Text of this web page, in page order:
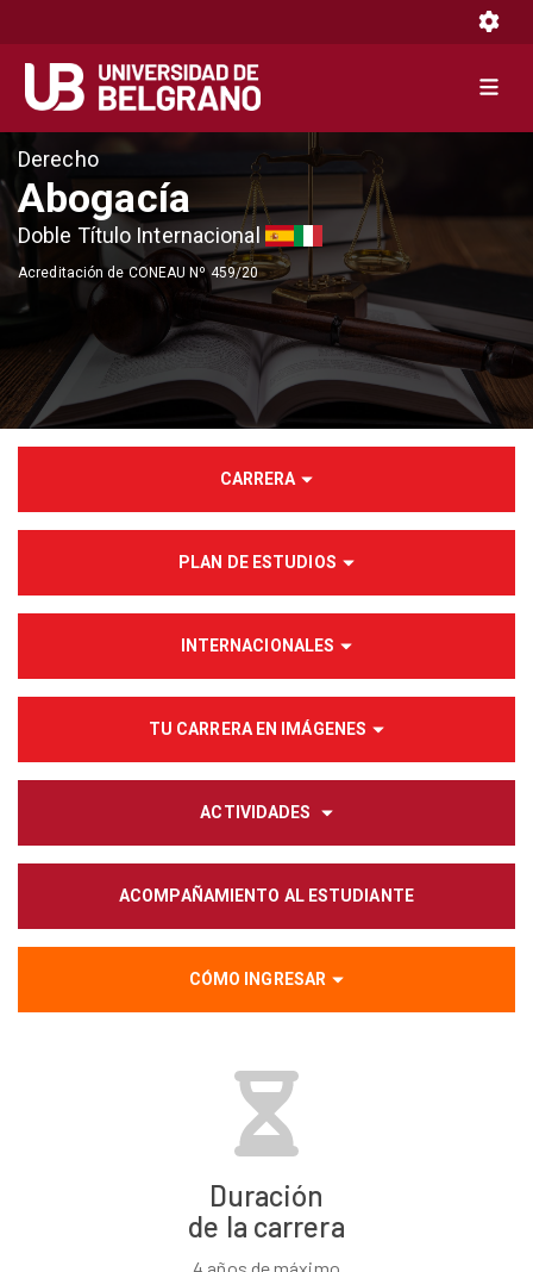
contenido
principal
Derecho
Abogacía
Doble Título Internacional
Acreditación de CONEAU Nº 459/20
CARRERA
PLAN DE ESTUDIOS
INTERNACIONALES
TU CARRERA EN IMÁGENES
ACTIVIDADES
ACOMPAÑAMIENTO AL ESTUDIANTE
CÓMO INGRESAR
Duración
de la carrera